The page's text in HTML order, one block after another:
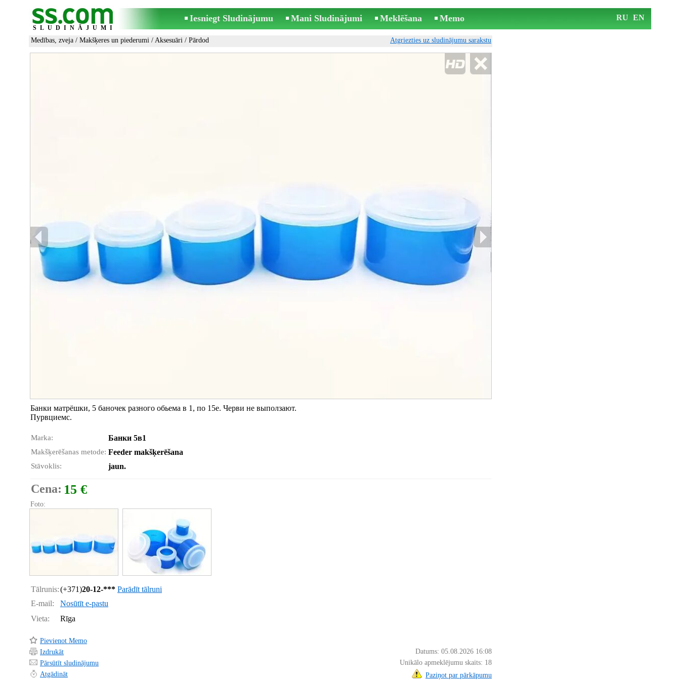
SLUDINĀJUMI
Iesniegt Sludinājumu Mani Sludinājumi Meklēšana Memo RU EN
Medības, zveja / Makšķeres un piederumi / Aksesuāri / Pārdod Atgriezties uz sludinājumu sarakstu
Банки матрёшки, 5 баночек разного обьема в 1, по 15е. Черви не выползают.
Пурвциемс.
Marka: Банки 5в1
Makšķerēšanas metode: Feeder makšķerēšana
Stāvoklis: jaun.
Cena: 15 €
Foto:
Tālrunis:(+371)20-12-*** Parādīt tālruni
E-mail:
Nosūtīt e-pastu
Vieta:
Rīga
Pievienot Memo
Izdrukāt
Datums: 05.08.2026 16:08
Pārsūtīt sludinājumu
Unikālo apmeklējumu skaits: 18
Atgādināt
Paziņot par pārkāpumu